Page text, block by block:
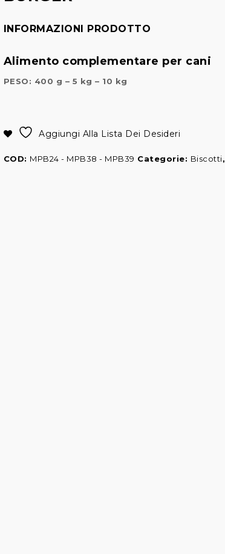
INFORMAZIONI PRODOTTO
Alimento complementare per cani
PESO: 400 g – 5 kg – 10 kg
Aggiungi Alla Lista Dei Desideri
COD: MPB24 - MPB38 - MPB39 Categorie: Biscotti,